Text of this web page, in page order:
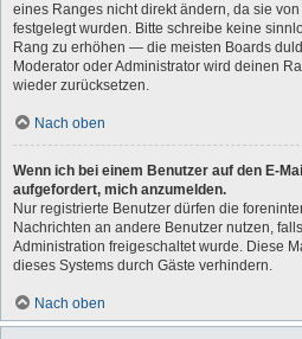
eines Ranges nicht direkt ändern, da sie
festgelegt wurden. Bitte schreibe keine
Rang zu erhöhen — die meisten Boards
Moderator oder Administrator wird deinen
wieder zurücksetzen.
Nach oben
Wenn ich bei einem Benutzer auf den E-
aufgefordert, mich anzumelden.
Nur registrierte Benutzer dürfen die
Nachrichten an andere Benutzer nutzen,
Administration freigeschaltet wurde. Diese
dieses Systems durch Gäste verhindern.
Nach oben